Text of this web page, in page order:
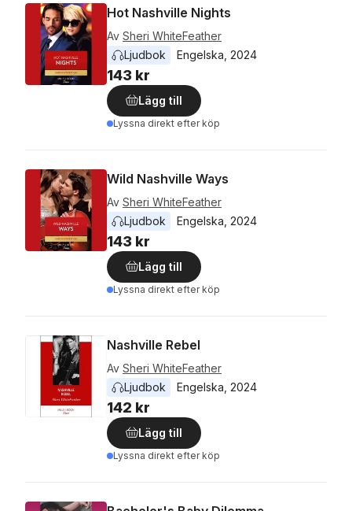
Hot Nashville Nights
Av Sheri WhiteFeather
Ljudbok
Engelska 2024
143 kr
Lägg till
Lyssna direkt efter köp
Wild Nashville Ways
Av Sheri WhiteFeather
Ljudbok
Engelska 2024
143 kr
Lägg till
Lyssna direkt efter köp
Nashville Rebel
Av Sheri WhiteFeather
Ljudbok
Engelska 2024
142 kr
Lägg till
Lyssna direkt efter köp